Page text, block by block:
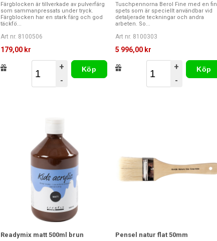
Färgblocken är tillverkade av pulverfärg
som sammanpressats under tryck.
Färgblocken har en stark färg och god
täckfö...
Art nr. 8100506
179,00 kr
+
-
Köp
Tuschpennorna Berol Fine med en fin
spets som är speciellt användbar vid
detaljerade teckningar och andra
arbeten. So...
Art nr. 8100303
5 996,00 kr
+
-
Köp
Readymix matt 500ml brun Pensel natur flat 50mm